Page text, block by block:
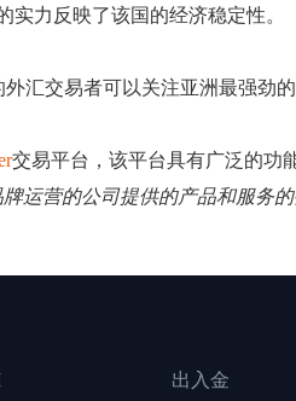
力反映了该国的经济稳定性。
汇交易者可以关注亚洲最强劲
交易平台，该平台具有广泛的功
运营的公司提供的产品和服务
出入金